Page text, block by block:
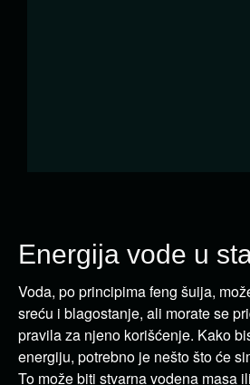
Energija vode u
Voda, po principima feng šuija,
sreću i blagostanje, ali morate se
pravila za njeno korišćenje. Kako
energiju, potrebno je nešto što će
To može biti stvarna vodena masa